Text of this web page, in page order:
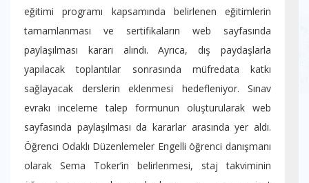
eğitimi programı kapsamında belirlenen eğitimlerin
tamamlanması ve sertifikaların web sayfasında
paylaşılması kararı alındı. Ayrıca, dış paydaşlarla
yapılacak toplantılar sonrasında müfredata katkı
sağlayacak derslerin eklenmesi hedefleniyor. Sınav
evrakı inceleme talep formunun oluşturularak web
sayfasında paylaşılması da kararlar arasında yer aldı.
Öğrenci Odaklı Düzenlemeler Engelli öğrenci danışmanı
olarak Sema Toker’in belirlenmesi, staj takviminin